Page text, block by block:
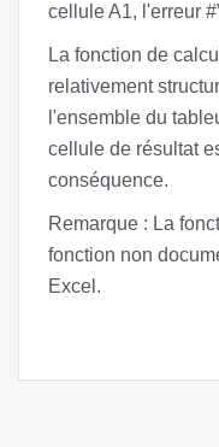
cellule A1, l'erreur
La fonction de
relativement
l'ensemble du
cellule de résultat
conséquence.
Remarque : La
fonction non
Excel.